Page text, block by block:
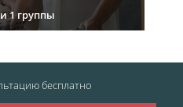
1 группы
бесплатно